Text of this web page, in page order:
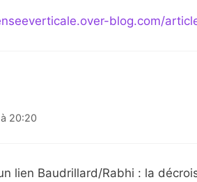
blog.com/
20:20
lien Baudrillard/Rabhi : la